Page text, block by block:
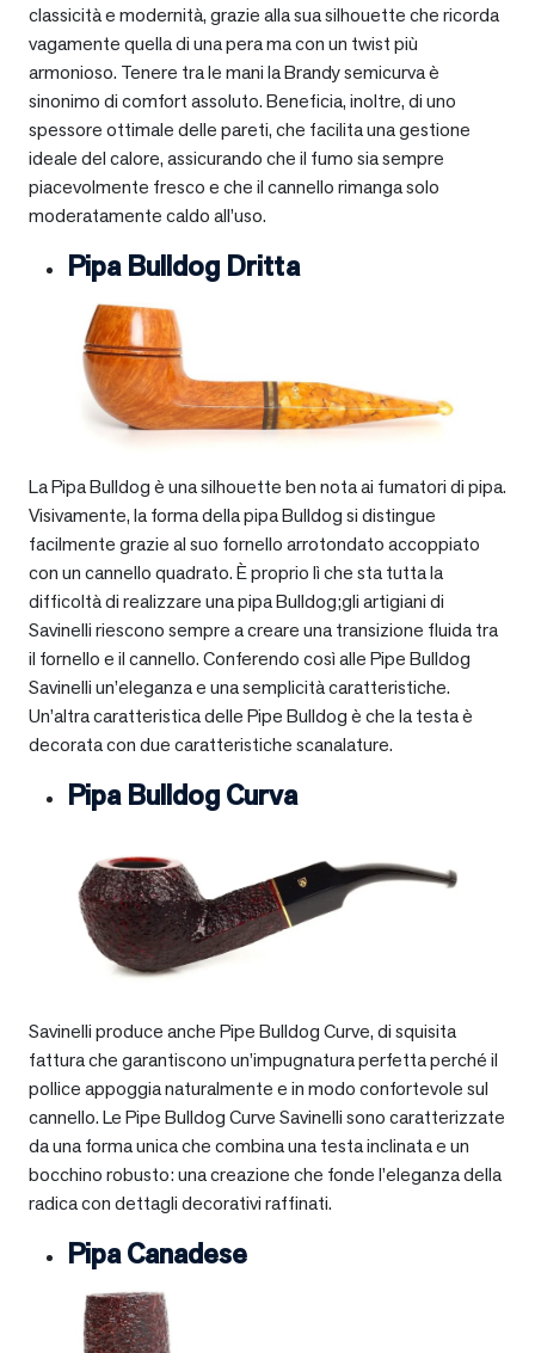
classicità e modernità, grazie alla sua silhouette che ricorda
vagamente quella di una pera ma con un twist più
armonioso. Tenere tra le mani la Brandy semicurva è
sinonimo di comfort assoluto. Beneficia, inoltre, di uno
spessore ottimale delle pareti, che facilita una gestione
ideale del calore, assicurando che il fumo sia sempre
piacevolmente fresco e che il cannello rimanga solo
moderatamente caldo all’uso.
Pipa Bulldog Dritta
La Pipa Bulldog è una silhouette ben nota ai fumatori di pipa.
Visivamente, la forma della pipa Bulldog si distingue
facilmente grazie al suo fornello arrotondato accoppiato
con un cannello quadrato. È proprio lì che sta tutta la
difficoltà di realizzare una pipa Bulldog;gli artigiani di
Savinelli riescono sempre a creare una transizione fluida tra
il fornello e il cannello. Conferendo così alle Pipe Bulldog
Savinelli un’eleganza e una semplicità caratteristiche.
Un’altra caratteristica delle Pipe Bulldog è che la testa è
decorata con due caratteristiche scanalature.
Pipa Bulldog Curva
Savinelli produce anche Pipe Bulldog Curve, di squisita
fattura che garantiscono un’impugnatura perfetta perché il
pollice appoggia naturalmente e in modo confortevole sul
cannello. Le Pipe Bulldog Curve Savinelli sono caratterizzate
da una forma unica che combina una testa inclinata e un
bocchino robusto: una creazione che fonde l’eleganza della
radica con dettagli decorativi raffinati.
Pipa Canadese